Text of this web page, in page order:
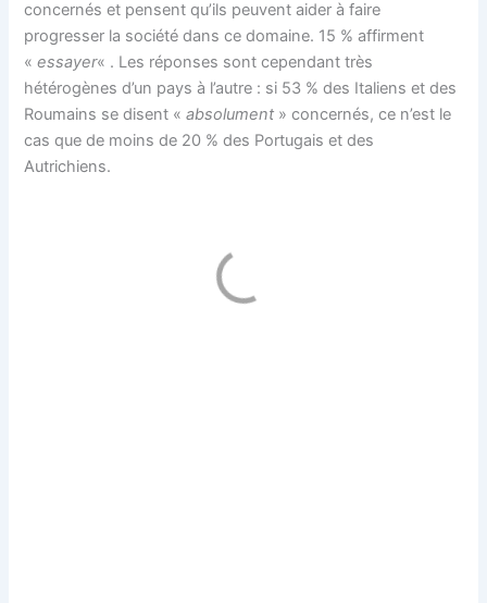
concernés et pensent qu’ils peuvent aider à faire
progresser la société dans ce domaine. 15 % affirment
«essayer« . Les réponses sont cependant très
hétérogènes d’un pays à l’autre : si 53 % des Italiens et des
Roumains se disent «absolument » concernés, ce n’est le
cas que de moins de 20 % des Portugais et des
Autrichiens.